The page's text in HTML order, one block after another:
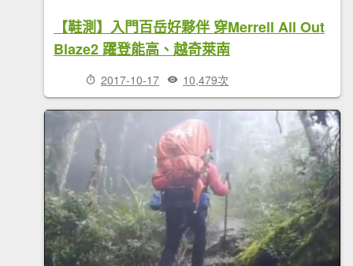
【鞋測】入門百岳好夥伴 穿Merrell All Out
Blaze2 躍登能高、越奇萊南
2017-10-17 10,479次